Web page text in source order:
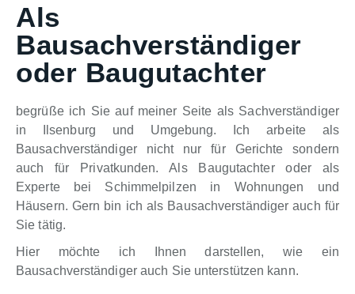
Als
Bausachverständiger
oder Baugutachter
begrüße ich Sie auf meiner Seite als Sachverständiger
in Ilsenburg und Umgebung. Ich arbeite als
Bausachverständiger nicht nur für Gerichte sondern
auch für Privatkunden. Als Baugutachter oder als
Experte bei Schimmelpilzen in Wohnungen und
Häusern. Gern bin ich als Bausachverständiger auch für
Sie tätig.
Hier möchte ich Ihnen darstellen, wie ein
Bausachverständiger auch Sie unterstützen kann.